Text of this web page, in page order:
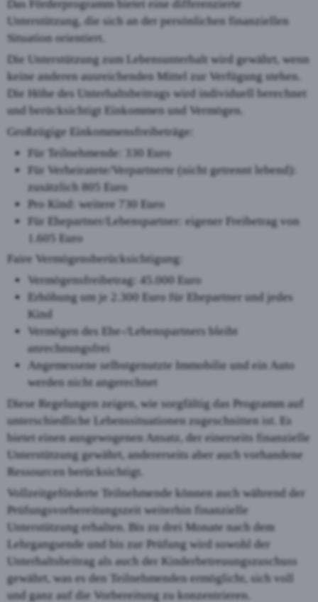
Das Förderprogramm bietet eine differenzierte
Unterstützung, die sich an der persönlichen finanziellen
Situation orientiert.
Die Unterstützung zum Lebensunterhalt wird gewährt, wenn
keine anderen ausreichenden Mittel zur Verfügung stehen.
Die Höhe des Unterhaltsbeitrags wird individuell berechnet
und berücksichtigt Einkommen und Vermögen.
Großzügige Einkommensfreibeträge:
Für Teilnehmende: 330 Euro
Für Verheiratete/Verpartnerte (nicht getrennt lebend):
zusätzlich 805 Euro
Pro Kind: weitere 730 Euro
Für Ehepartner/Lebenspartner: eigener Freibetrag von
1.605 Euro
Faire Vermögensberücksichtigung:
Vermögensfreibetrag: 45.000 Euro
Erhöhung um je 2.300 Euro für Ehepartner und jedes
Kind
Vermögen des Ehe-/Lebenspartners bleibt
anrechnungsfrei
Angemessene selbstgenutzte Immobilie und ein Auto
werden nicht angerechnet
Diese Regelungen zeigen, wie sorgfältig das Programm auf
unterschiedliche Lebenssituationen zugeschnitten ist. Es
bietet einen ausgewogenen Ansatz, der einerseits finanzielle
Unterstützung gewährt, andererseits aber auch vorhandene
Ressourcen berücksichtigt.
Vollzeitgeförderte Teilnehmende können auch während der
Prüfungsvorbereitungszeit weiterhin finanzielle
Unterstützung erhalten. Bis zu drei Monate nach dem
Lehrgangsende und bis zur Prüfung wird sowohl der
Unterhaltsbeitrag als auch der Kinderbetreuungszuschuss
gewährt, was es den Teilnehmenden ermöglicht, sich voll
und ganz auf die Vorbereitung zu konzentrieren.